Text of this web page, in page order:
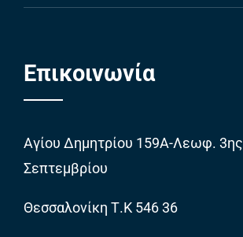
Επικοινωνία
Αγίου Δημητρίου 159Α-Λεωφ. 3ης
Σεπτεμβρίου
Θεσσαλονίκη Τ.Κ 546 36